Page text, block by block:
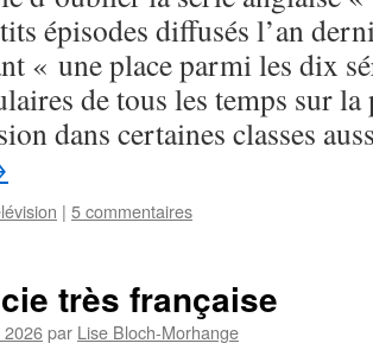
épisodes diffusés l’an
« une place parmi les dix
de tous les temps sur
dans certaines classes
| 5 commentaires
très française
2026par Lise Bloch-Morhange